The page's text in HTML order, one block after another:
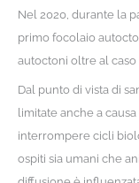
Nel 2020, durante la
primo focolaio
autoctoni oltre al caso
Dal punto di vista di
limitate anche a
interrompere cicli
ospiti sia umani che